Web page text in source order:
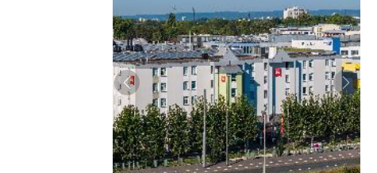
Zurück Weiter